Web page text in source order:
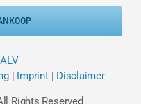
ALV
| Imprint| Disclaimer
Rights Reserved